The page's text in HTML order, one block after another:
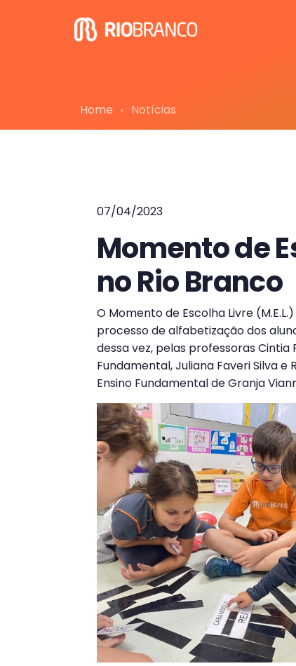
Home Notícias
07/04/2023
Momento de
no Rio Branco
O Momento de Escolha Livre
processo de alfabetização dos
dessa vez, pelas professoras Cintia
Fundamental, Juliana Faveri Silva
Ensino Fundamental de Granja